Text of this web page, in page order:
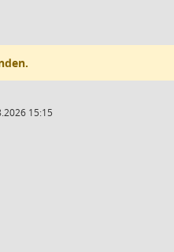
15:15